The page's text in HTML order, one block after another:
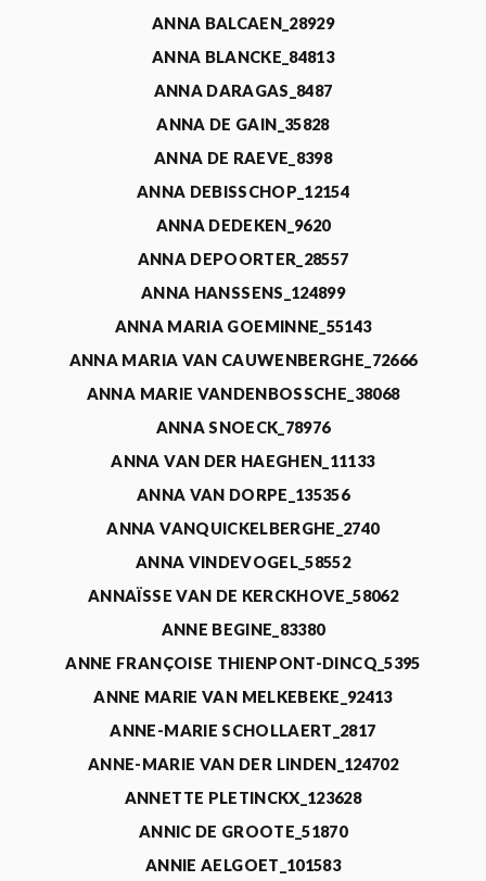
ANNA BALCAEN_28929
ANNA BLANCKE_84813
ANNA DARAGAS_8487
ANNA DE GAIN_35828
ANNA DE RAEVE_8398
ANNA DEBISSCHOP_12154
ANNA DEDEKEN_9620
ANNA DEPOORTER_28557
ANNA HANSSENS_124899
ANNA MARIA GOEMINNE_55143
ANNA MARIA VAN CAUWENBERGHE_72666
ANNA MARIE VANDENBOSSCHE_38068
ANNA SNOECK_78976
ANNA VAN DER HAEGHEN_11133
ANNA VAN DORPE_135356
ANNA VANQUICKELBERGHE_2740
ANNA VINDEVOGEL_58552
ANNAÏSSE VAN DE KERCKHOVE_58062
ANNE BEGINE_83380
ANNE FRANÇOISE THIENPONT-DINCQ_5395
ANNE MARIE VAN MELKEBEKE_92413
ANNE-MARIE SCHOLLAERT_2817
ANNE-MARIE VAN DER LINDEN_124702
ANNETTE PLETINCKX_123628
ANNIC DE GROOTE_51870
ANNIE AELGOET_101583